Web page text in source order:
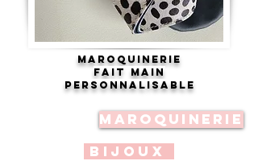
Maroquinerie​
Fait main
Personnalisable
Maroquinerie
Bijoux